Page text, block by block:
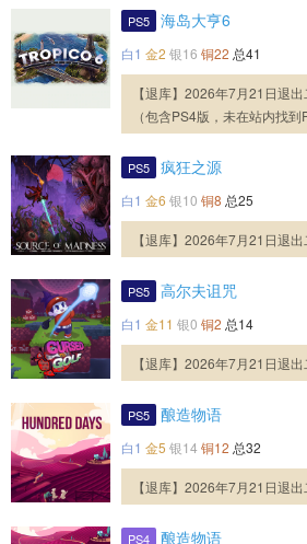
PS5 海岛大亨6
白1 金2 银16 铜22 总41
【退库】2026年7月21日退
（包含PS4版，未在站内找到
PS5 疯狂之源
白1 金6 银10 铜8 总25
【退库】2026年7月21日退
PS5 高尔夫诅咒
白1 金11 银0 铜2 总14
【退库】2026年7月21日退
PS5 酿造物语
白1 金5 银14 铜12 总32
【退库】2026年7月21日退
PS4 酿造物语